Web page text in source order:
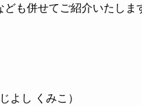
ども併せてご紹介いたしま
じよし くみこ）